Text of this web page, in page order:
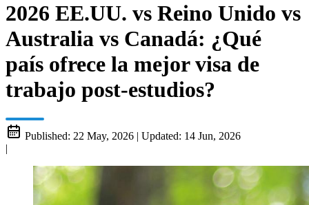
2026 EE.UU. vs Reino Unido vs
Australia vs Canadá: ¿Qué
país ofrece la mejor visa de
trabajo post-estudios?
Published: 22 May, 2026 | Updated: 14 Jun, 2026
|